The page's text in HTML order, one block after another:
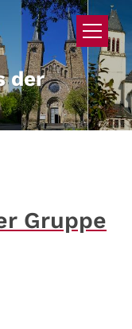
der
Gruppe